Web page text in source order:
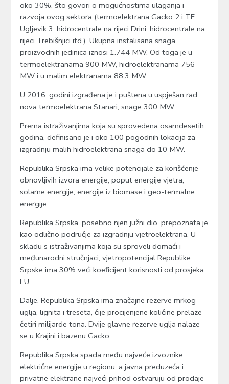
oko 30%, što govori o mogućnostima ulaganja i
razvoja ovog sektora (termoelektrana Gacko 2 i TE
Ugljevik 3; hidrocentrale na rijeci Drini; hidrocentrale na
rijeci Trebišnjici itd.). Ukupna instalisana snaga
proizvodnih jedinica iznosi 1.744 MW. Od toga je u
termoelektranama 900 MW, hidroelektranama 756
MW i u malim elektranama 88,3 MW.
U 2016. godini izgrađena je i puštena u uspješan rad
nova termoelektrana Stanari, snage 300 MW.
Prema istraživanjima koja su sprovedena osamdesetih
godina, definisano je i oko 100 pogodnih lokacija za
izgradnju malih hidroelektrana snaga do 10 MW.
Republika Srpska ima velike potencijale za korišćenje
obnovljivih izvora energije, poput energije vjetra,
solarne energije, energije iz biomase i geo-termalne
energije.
Republika Srpska, posebno njen južni dio, prepoznata je
kao odlično područje za izgradnju vjetroelektrana. U
skladu s istraživanjima koja su sproveli domaći i
međunarodni stručnjaci, vjetropotencijal Republike
Srpske ima 30% veći koeficijent korisnosti od prosjeka
EU.
Dalje, Republika Srpska ima značajne rezerve mrkog
uglja, lignita i treseta, čije procijenjene količine prelaze
četiri milijarde tona. Dvije glavne rezerve uglja nalaze
se u Krajini i bazenu Gacko.
Republika Srpska spada među najveće izvoznike
električne energije u regionu, a javna preduzeća i
privatne elektrane najveći prihod ostvaruju od prodaje